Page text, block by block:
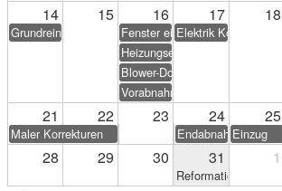
14 15 16 17 18
Grundreinigung Fenster einstellenElektrik Korrekturen
Heizungseinweisung
Blower-Door-Test
Vorabnahme
21 22 23 24 25
Maler Korrekturen EndabnahmeEinzug
28 29 30 31 1
Reformationstag